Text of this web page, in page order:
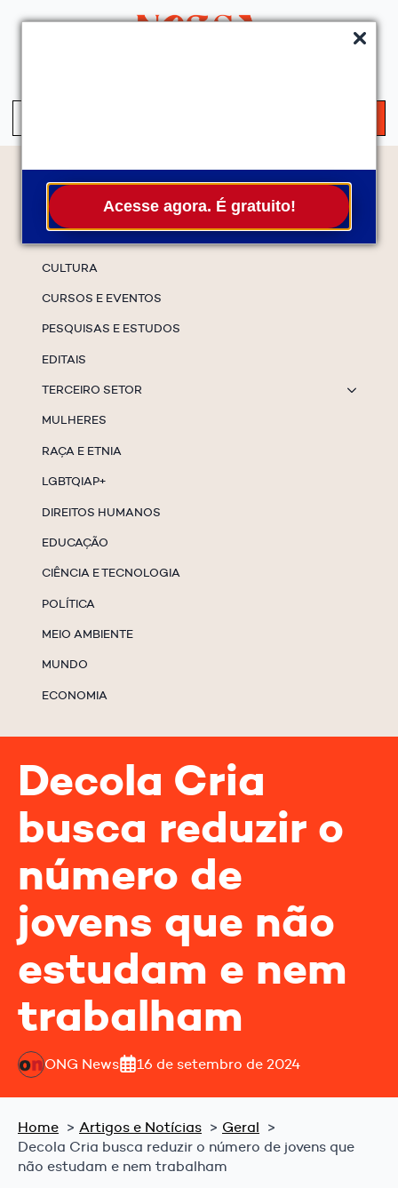
Acesse agora. É gratuito!
Temas
CULTURA
CURSOS E EVENTOS
PESQUISAS E ESTUDOS
EDITAIS
TERCEIRO SETOR
MULHERES
RAÇA E ETNIA
LGBTQIAP+
DIREITOS HUMANOS
EDUCAÇÃO
CIÊNCIA E TECNOLOGIA
POLÍTICA
MEIO AMBIENTE
MUNDO
ECONOMIA
Decola Cria
busca reduzir o
número de
jovens que não
estudam e nem
trabalham
ONG News 16 de setembro de 2024
Home Artigos e Notícias
Geral
Decola Cria busca reduzir o número de jovens que
não estudam e nem trabalham